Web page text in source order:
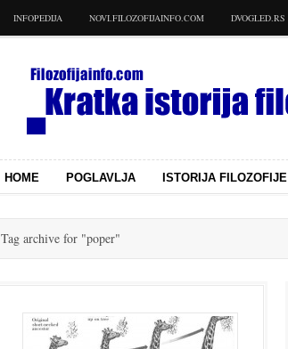
INFOPEDIJA NOVI.FILOZOFIJAINFO.COM DVOGLED.RS
HOME POGLAVLJA ISTORIJA FILOZOFIJE
Tag archive for "poper"